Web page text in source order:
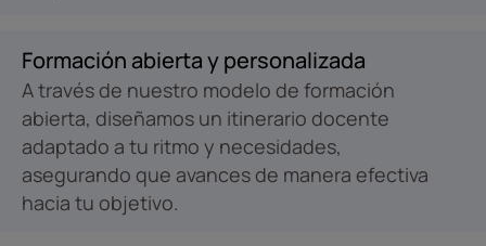
Formación abierta y personalizada
A través de nuestro modelo de formación
abierta, diseñamos un itinerario docente
adaptado a tu ritmo y necesidades,
asegurando que avances de manera efectiva
hacia tu objetivo.